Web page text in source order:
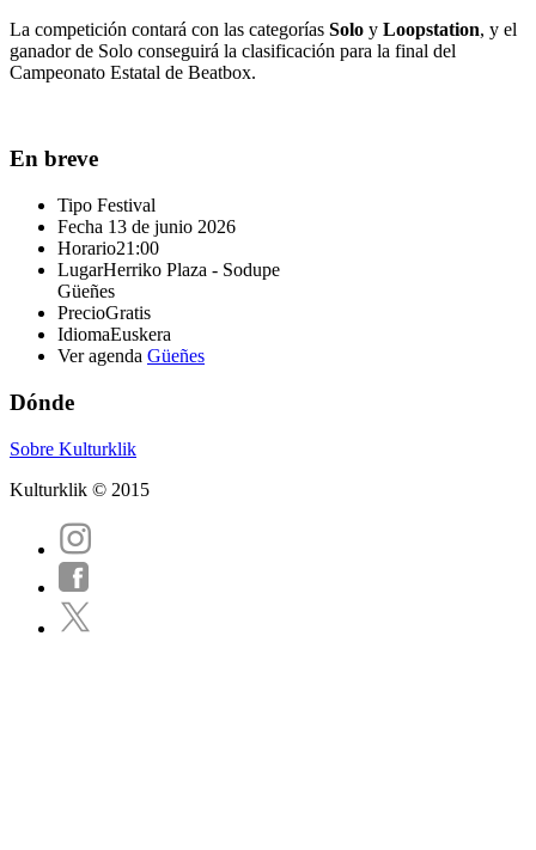
La competición contará con las categorías Solo y Loopstation, y el
ganador de Solo conseguirá la clasificación para la final del
Campeonato Estatal de Beatbox.
En breve
Tipo Festival
Fecha 13 de junio 2026
Horario21:00
LugarHerriko Plaza - Sodupe
Güeñes
PrecioGratis
IdiomaEuskera
Ver agenda Güeñes
Dónde
Sobre Kulturklik
Kulturklik © 2015